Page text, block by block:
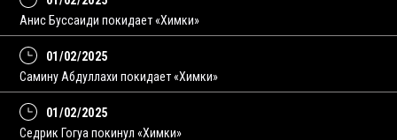
Анис Буссаиди покидает «Химки»
01/02/2025
Самину Абдуллахи покидает «Химки»
01/02/2025
Седрик Гогуа покинул «Химки»